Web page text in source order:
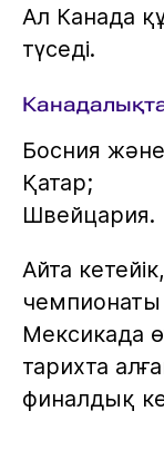
Ал Канада
түседі.
Босния
Қатар;
Швейцария.
Айта
Мексикада
тарихта
финалдық